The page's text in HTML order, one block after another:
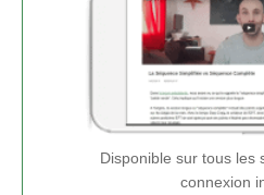
Disponible sur tous les
connexion